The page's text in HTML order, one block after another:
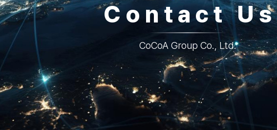
Contact Us
CoCoA Group Co., Ltd.